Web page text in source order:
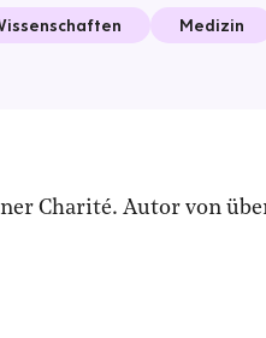
Medizin
Charité. Autor von